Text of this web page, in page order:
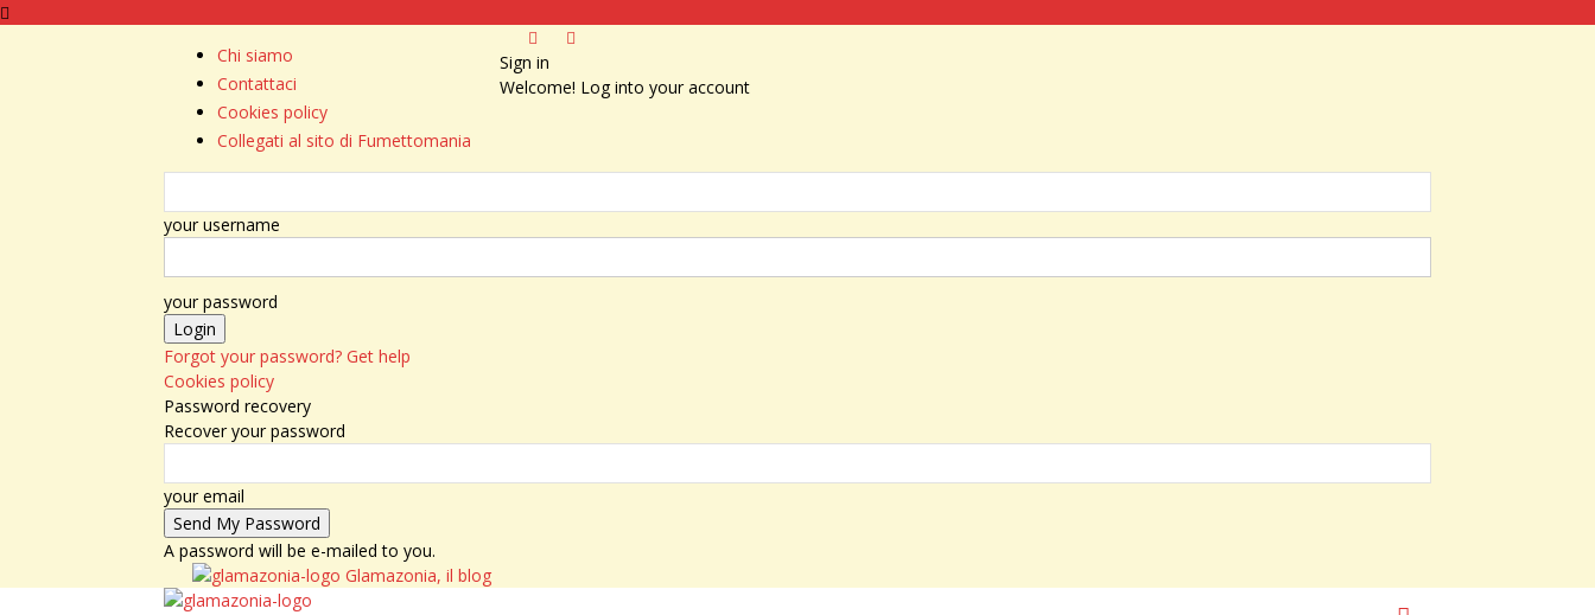
Chi siamo
Contattaci
Cookies policy
Collegati al sito di Fumettomania
Sign in
Welcome! Log into your account
your username
your password
Forgot your password? Get help
Cookies policy
Password recovery
Recover your password
your email
A password will be e-mailed to you.
Glamazonia, il blog